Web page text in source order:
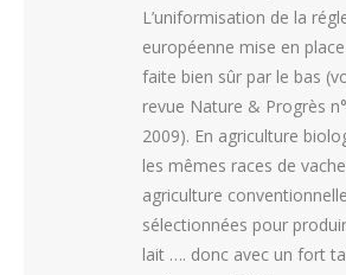
L’uniformisation de la
européenne mise en
faite bien sûr par le bas
revue Nature & Progrès
2009). En agriculture
les mêmes races de
agriculture
sélectionnées pour
lait …. donc avec un fort